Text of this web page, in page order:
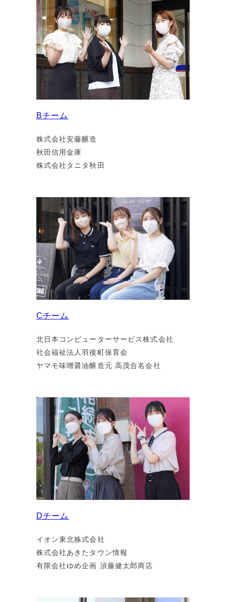
Bチーム
株式会社安藤醸造
秋田信用金庫
株式会社タニタ秋田
Cチーム
北日本コンピューターサービス株式会社
社会福祉法人羽後町保育会
ヤマモ味噌醤油醸造元 高茂合名会社
Dチーム
イオン東北株式会社
株式会社あきたタウン情報
有限会社ゆめ企画 須藤健太郎商店